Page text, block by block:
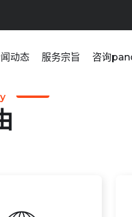
动态 服务宗旨 咨询
险防范能力。